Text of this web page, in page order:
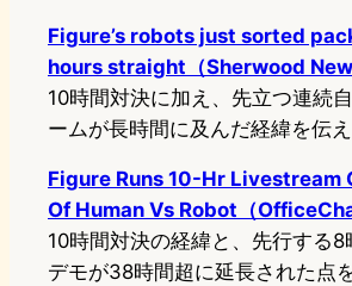
Figure’s robots just sorted
hours straight（Sherwood
10時間対決に加え、先立つ連続
ームが長時間に及んだ経緯を伝え
Figure Runs 10-Hr Livestream
Of Human Vs Robot（
10時間対決の経緯と、先行する
デモが38時間超に延長された点